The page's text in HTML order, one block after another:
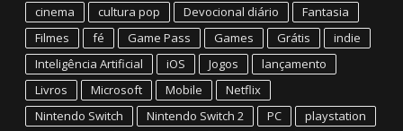
cinema
cultura pop Devocional diário
Fantasia
Filmes
fé Game Pass Games Grátis
indie
Inteligência Artificial
iOS Jogos
lançamento
Livros
Microsoft Mobile
Netflix
Nintendo Switch
Nintendo Switch 2 PC
playstation